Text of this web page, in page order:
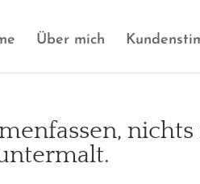
Über mich